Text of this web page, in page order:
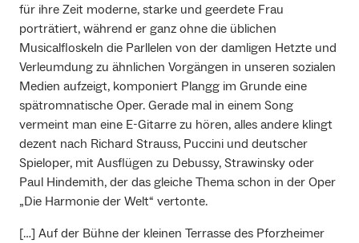
für ihre Zeit moderne, starke und geerdete Frau
porträtiert, während er ganz ohne die üblichen
Musicalfloskeln die Parllelen von der damligen Hetzte und
Verleumdung zu ähnlichen Vorgängen in unseren sozialen
Medien aufzeigt, komponiert Plangg im Grunde eine
spätromnatische Oper. Gerade mal in einem Song
vermeint man eine E-Gitarre zu hören, alles andere klingt
dezent nach Richard Strauss, Puccini und deutscher
Spieloper, mit Ausflügen zu Debussy, Strawinsky oder
Paul Hindemith, der das gleiche Thema schon in der Oper
„Die Harmonie der Welt“ vertonte.
[…] Auf der Bühne der kleinen Terrasse des Pforzheimer